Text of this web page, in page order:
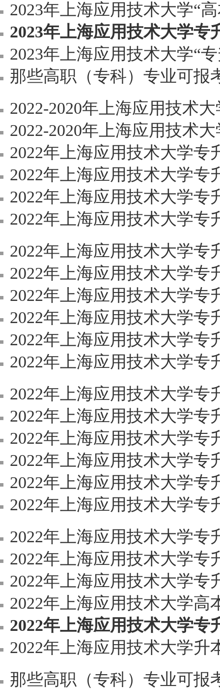
2023年上海应用技术大学“高
2023年上海应用技术大学专
2023年上海应用技术大学“专升本”招生可报
那些高职（专科）专业可报考上
2022-2020年上海应用技术
2022-2020年上海应用技术大学
2022年上海应用技术大学专升本
2022年上海应用技术大学专升本（
2022年上海应用技术大学专升本
2022年上海应用技术大学专升本
2022年上海应用技术大学专
2022年上海应用技术大学专升
2022年上海应用技术大学专
2022年上海应用技术大学专
2022年上海应用技术大学专
2022年上海应用技术大学专
2022年上海应用技术大学专
2022年上海应用技术大学专
2022年上海应用技术大学专升本资格
2022年上海应用技术大学专升本
2022年上海应用技术大学专升本《
2022年上海应用技术大学专升本
2022年上海应用技术大学专升本《电
2022年上海应用技术大学专升
2022年上海应用技术大学专升本《C
2022年上海应用技术大学高
2022年上海应用技术大学专
2022年上海应用技术大学升本招生可报
那些高职（专科）专业可报考上